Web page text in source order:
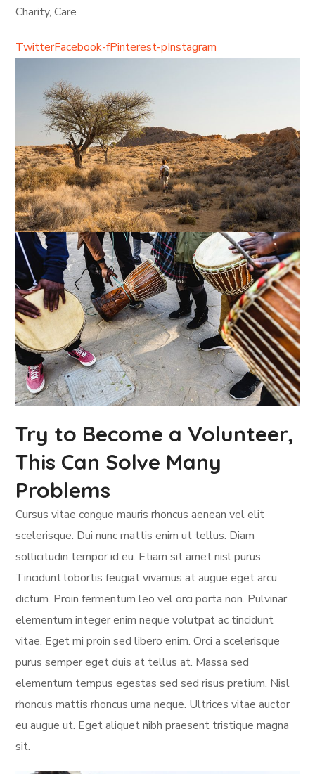
Charity, Care
TwitterFacebook-fPinterest-pInstagram
Try to Become a Volunteer,
This Can Solve Many
Problems
Cursus vitae congue mauris rhoncus aenean vel elit
scelerisque. Dui nunc mattis enim ut tellus. Diam
sollicitudin tempor id eu. Etiam sit amet nisl purus.
Tincidunt lobortis feugiat vivamus at augue eget arcu
dictum. Proin fermentum leo vel orci porta non. Pulvinar
elementum integer enim neque volutpat ac tincidunt
vitae. Eget mi proin sed libero enim. Orci a scelerisque
purus semper eget duis at tellus at. Massa sed
elementum tempus egestas sed sed risus pretium. Nisl
rhoncus mattis rhoncus urna neque. Ultrices vitae auctor
eu augue ut. Eget aliquet nibh praesent tristique magna
sit.